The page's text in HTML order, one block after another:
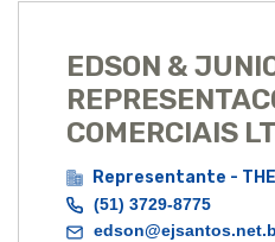
EDSON &
COMERCIAIS
Representante -
(51) 3729-8775